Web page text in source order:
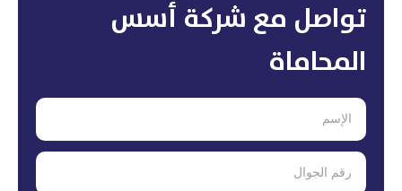
تواصل مع شركة أسس
المحاماة